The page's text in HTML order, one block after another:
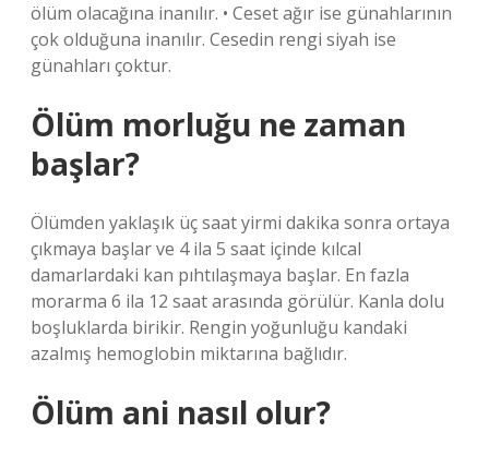
ölüm olacağına inanılır. • Ceset ağır ise günahlarının
çok olduğuna inanılır. Cesedin rengi siyah ise
günahları çoktur.
Ölüm morluğu ne zaman
başlar?
Ölümden yaklaşık üç saat yirmi dakika sonra ortaya
çıkmaya başlar ve 4 ila 5 saat içinde kılcal
damarlardaki kan pıhtılaşmaya başlar. En fazla
morarma 6 ila 12 saat arasında görülür. Kanla dolu
boşluklarda birikir. Rengin yoğunluğu kandaki
azalmış hemoglobin miktarına bağlıdır.
Ölüm ani nasıl olur?